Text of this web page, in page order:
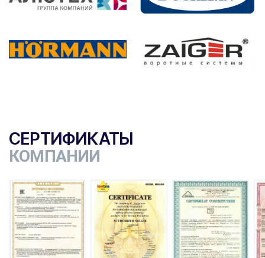
СЕРТИФИКАТЫ
КОМПАНИИ